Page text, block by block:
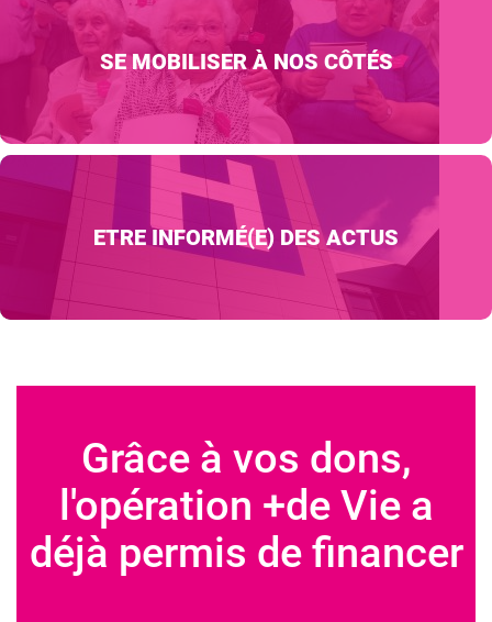
SE MOBILISER À NOS CÔTÉS
ETRE INFORMÉ(E) DES ACTUS
Grâce à vos dons,
l'opération +de Vie a
déjà permis de financer